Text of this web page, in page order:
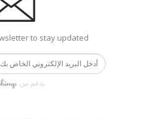
to stay updated.
بدعم من